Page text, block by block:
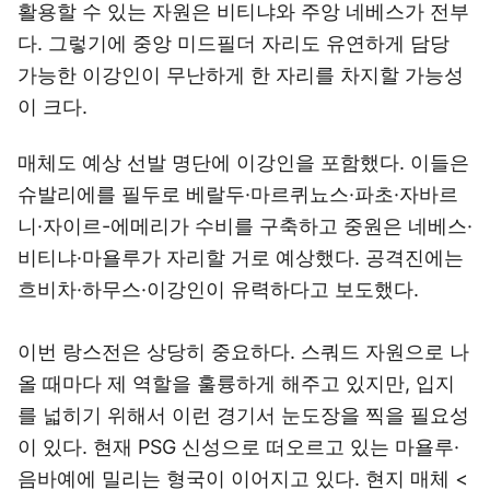
활용할 수 있는 자원은 비티냐와 주앙 네베스가 전부
다. 그렇기에 중앙 미드필더 자리도 유연하게 담당
가능한 이강인이 무난하게 한 자리를 차지할 가능성
이 크다.
매체도 예상 선발 명단에 이강인을 포함했다. 이들은
슈발리에를 필두로 베랄두·마르퀴뇨스·파초·자바르
니·자이르-에메리가 수비를 구축하고 중원은 네베스·
비티냐·마욜루가 자리할 거로 예상했다. 공격진에는
흐비차·하무스·이강인이 유력하다고 보도했다.
이번 랑스전은 상당히 중요하다. 스쿼드 자원으로 나
올 때마다 제 역할을 훌륭하게 해주고 있지만, 입지
를 넓히기 위해서 이런 경기서 눈도장을 찍을 필요성
이 있다. 현재 PSG 신성으로 떠오르고 있는 마욜루·
음바예에 밀리는 형국이 이어지고 있다. 현지 매체 <